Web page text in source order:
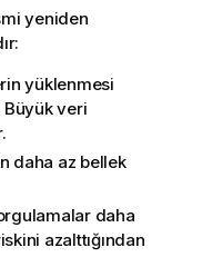
yeniden
yüklenmesi
Büyük veri
daha az bellek
daha
azalttığından